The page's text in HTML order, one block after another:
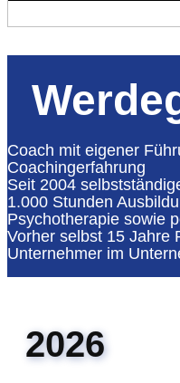
Coach mit eigener
Coachingerfahrung
Seit 2004
1.000 Stunden
Psychotherapie sowie
Vorher selbst 15 Jahre
Unternehmer im
2026